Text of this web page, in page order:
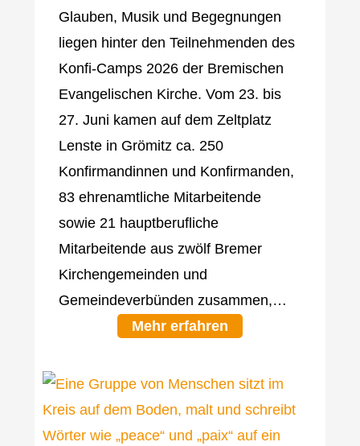
Glauben, Musik und Begegnungen
liegen hinter den Teilnehmenden des
Konfi-Camps 2026 der Bremischen
Evangelischen Kirche. Vom 23. bis
27. Juni kamen auf dem Zeltplatz
Lenste in Grömitz ca. 250
Konfirmandinnen und Konfirmanden,
83 ehrenamtliche Mitarbeitende
sowie 21 hauptberufliche
Mitarbeitende aus zwölf Bremer
Kirchengemeinden und
Gemeindeverbünden zusammen,…
Mehr erfahren